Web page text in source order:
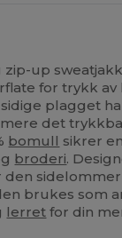
up
for trykk av
plagget
det
bomull sikrer
broderi.
brukes som
lerret for din